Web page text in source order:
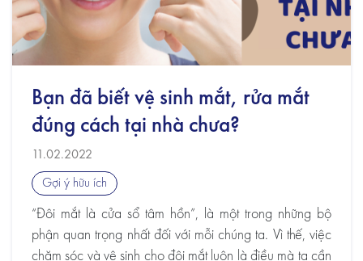
Bạn đã biết vệ sinh mắt, rửa mắt
đúng cách tại nhà chưa?
11.02.2022
Gợi ý hữu ích
“Đôi mắt là cửa sổ tâm hồn”, là một trong những bộ
phận quan trọng nhất đối với mỗi chúng ta. Vì thế, việc
chăm sóc và vệ sinh cho đôi mắt luôn là điều mà ta cần